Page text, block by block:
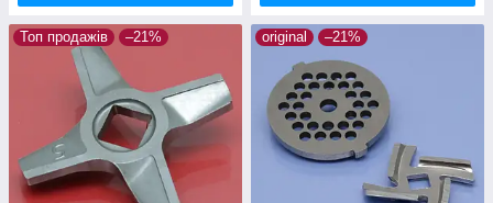
Топ продажів –21% original –21%